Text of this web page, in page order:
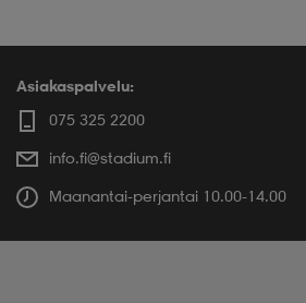
Asiakaspalvelu:
075 325 2200
info.fi@stadium.fi
Maanantai-perjantai 10.00-14.00